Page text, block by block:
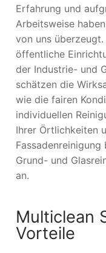
Erfahrung und
Arbeitsweise
von uns
öffentliche
der Industrie- und
schätzen die
wie die fairen
individuellen
Ihrer Örtlichkeiten
Grund- und
an.
Multiclean
Vorteile